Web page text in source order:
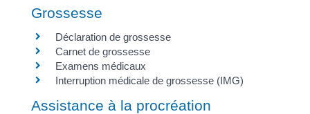
Grossesse
Déclaration de grossesse
Carnet de grossesse
Examens médicaux
Interruption médicale de grossesse (IMG)
Assistance à la procréation